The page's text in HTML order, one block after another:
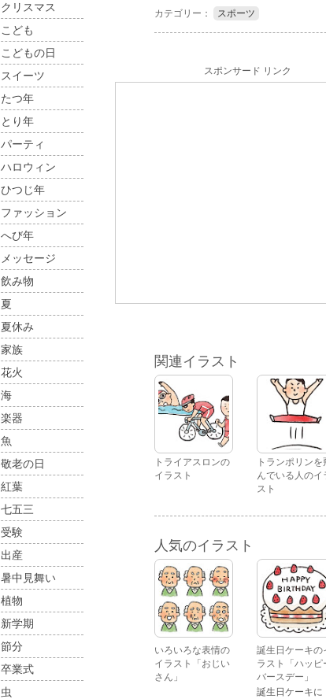
クリスマス
こども
こどもの日
スイーツ
たつ年
とり年
パーティ
ハロウィン
ひつじ年
ファッション
へび年
メッセージ
飲み物
夏
夏休み
家族
花火
海
楽器
魚
敬老の日
紅葉
七五三
受験
出産
暑中見舞い
植物
新学期
節分
卒業式
虫
カテゴリー： スポーツ
スポンサード リンク
関連イラスト
トライアスロンの
イラスト
トランポリンを
んでいる人のイ
スト
人気のイラスト
いろいろな表情の
イラスト「おじい
さん」
誕生日ケーキの
ラスト「ハッピ
バースデー」
誕生日ケーキに